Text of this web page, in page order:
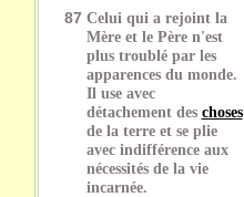
87 Celui qui a rejoint la
Mère et le Père n'est
plus troublé par les
apparences du monde.
Il use avec
détachement des choses
de la terre et se plie
avec indifférence aux
nécessités de la vie
incarnée.